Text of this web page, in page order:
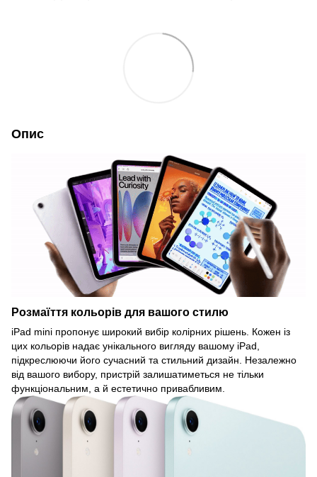
Опис
Розмаїття кольорів для вашого стилю
iPad mini пропонує широкий вибір колірних рішень. Кожен із
цих кольорів надає унікального вигляду вашому iPad,
підкреслюючи його сучасний та стильний дизайн. Незалежно
від вашого вибору, пристрій залишатиметься не тільки
функціональним, а й естетично привабливим.